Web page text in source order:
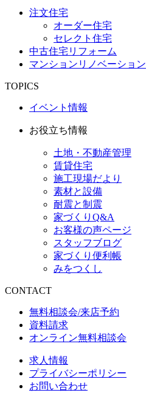
注文住宅
オーダー住宅
セレクト住宅
中古住宅リフォーム
マンションリノベーション
TOPICS
イベント情報
お役立ち情報
土地・不動産管理
賃貸住宅
施工現場だより
素材と設備
耐震と制震
家づくりQ&A
お客様の声ページ
スタッフブログ
家づくり便利帳
みをつくし
CONTACT
無料相談会/来店予約
資料請求
オンライン無料相談会
求人情報
プライバシーポリシー
お問い合わせ